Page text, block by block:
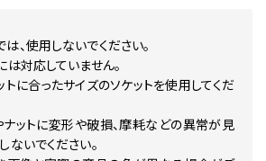
、使用しないでください。
対応していません。
トに合ったサイズのソケットを使用してくだ
ナットに変形や破損、摩耗などの異常が見
ないでください。